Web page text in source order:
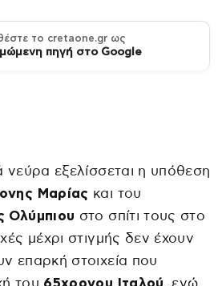
το cretaone.gr ως
πηγή στο Google
νεύρα εξελίσσεται η υπόθεση
Μαρίας και του
Ολύμπιου στο σπίτι τους στο
μέχρι στιγμής δεν έχουν
επαρκή στοιχεία που
του 65χρονου Ιταλού, ενώ